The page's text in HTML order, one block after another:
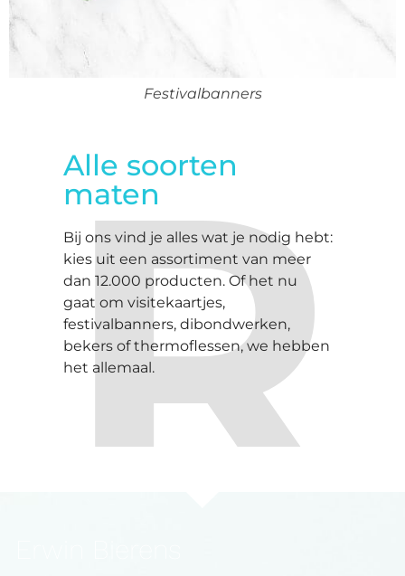
Maak je menu en eigen design en laat je
Festivalbanners
Maak je menu en eigen design en laat je
Alle soorten
maten
Bij ons vind je alles wat je nodig hebt:
kies uit een assortiment van meer
dan 12.000 producten. Of het nu
gaat om visitekaartjes,
festivalbanners, dibondwerken,
bekers of thermoflessen, we hebben
het allemaal.
R